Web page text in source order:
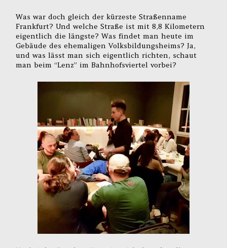
Was war doch gleich der kürzeste Straßenname
Frankfurt? Und welche Straße ist mit 8,8 Kilometern
eigentlich die längste? Was findet man heute im
Gebäude des ehemaligen Volksbildungsheims? Ja,
und was lässt man sich eigentlich richten, schaut
man beim “Lenz” im Bahnhofsviertel vorbei?